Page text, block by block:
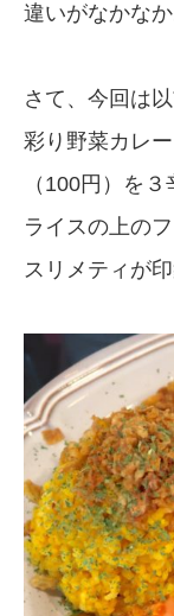
違いがなかな
さて、今回は
彩り野菜カレ
（100円）を
ライスの上の
スリメティが印